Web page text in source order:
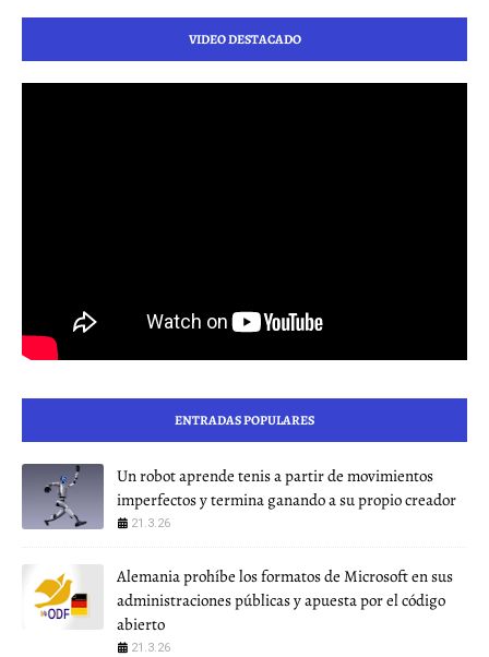
VIDEO DESTACADO
ENTRADAS POPULARES
Un robot aprende tenis a partir de movimientos
imperfectos y termina ganando a su propio creador
21.3.26
Alemania prohíbe los formatos de Microsoft en sus
administraciones públicas y apuesta por el código
abierto
21.3.26